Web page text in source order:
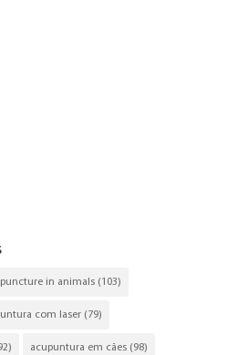
in animals(103)
com laser(79)
acupuntura em cães(98)